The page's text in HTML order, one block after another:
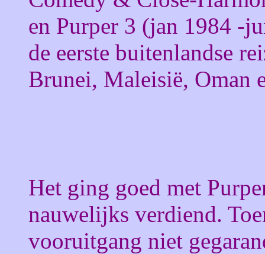
en Purper 3 (jan 1984 -
de eerste buitenlandse
Brunei, Maleisië, Oman
Het ging goed met
nauwelijks verdiend.
vooruitgang niet